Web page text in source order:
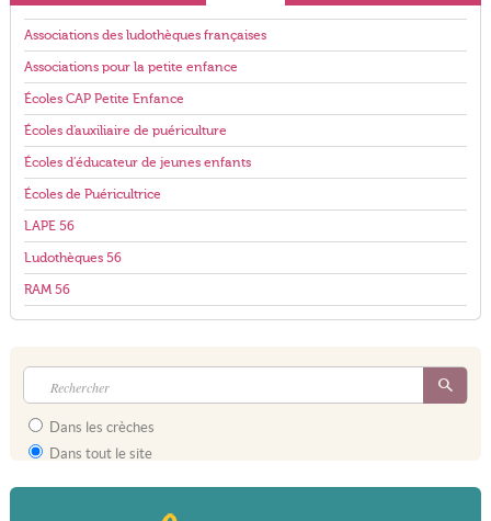
Associations des ludothèques françaises
Associations pour la petite enfance
Écoles CAP Petite Enfance
Écoles d'auxiliaire de puériculture
Écoles d'éducateur de jeunes enfants
Écoles de Puéricultrice
LAPE 56
Ludothèques 56
RAM 56
Dans les crèches
Dans tout le site